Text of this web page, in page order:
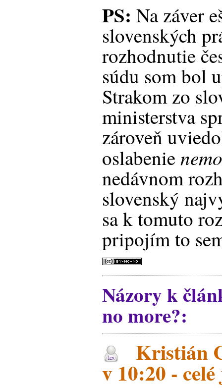
PS:Na záver
slovenských
rozhodnutie
súdu som bol
Strakom zo
ministerstva
zároveň
oslabenie
nedávnom
slovenský
sa k tomuto
pripojím to
Názory k
no more?:
Kristián
v 10:20 -